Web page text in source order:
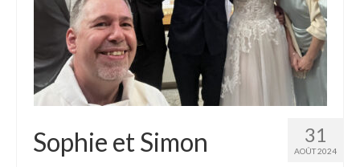
Cath.ch
Echo Magazine – Trait Libre
Echo Magazine – Evangile
Voir
31
AOÛT 2024
Sophie et Simon